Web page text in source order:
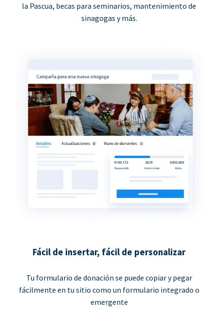
la Pascua, becas para seminarios, mantenimiento de
sinagogas y más.
Fácil de insertar, fácil de personalizar
Tu formulario de donación se puede copiar y pegar
fácilmente en tu sitio como un formulario integrado o
emergente